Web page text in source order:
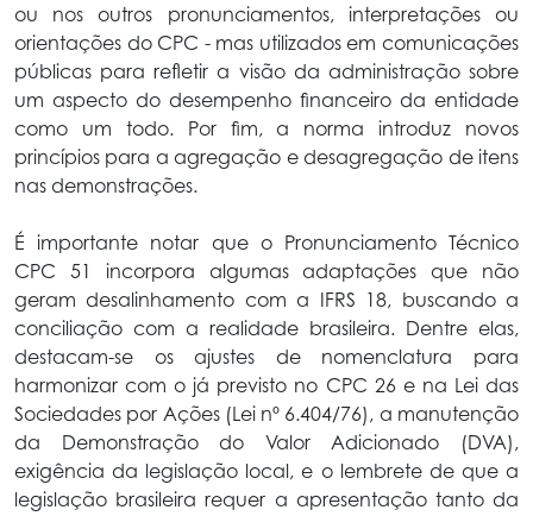
ou nos outros pronunciamentos, interpretações ou
orientações do CPC - mas utilizados em comunicações
públicas para refletir a visão da administração sobre
um aspecto do desempenho financeiro da entidade
como um todo. Por fim, a norma introduz novos
princípios para a agregação e desagregação de itens
nas demonstrações.
É importante notar que o Pronunciamento Técnico
CPC 51 incorpora algumas adaptações que não
geram desalinhamento com a IFRS 18, buscando a
conciliação com a realidade brasileira. Dentre elas,
destacam-se os ajustes de nomenclatura para
harmonizar com o já previsto no CPC 26 e na Lei das
Sociedades por Ações (Lei nº 6.404/76), a manutenção
da Demonstração do Valor Adicionado (DVA),
exigência da legislação local, e o lembrete de que a
legislação brasileira requer a apresentação tanto da